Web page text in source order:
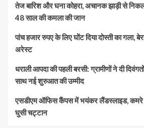
तेज बारिश और घना कोहरा, अचानक झाड़ी से
48 साल की कमला की जान
पांच हजार रुपए के लिए घोंट दिया दोस्ती का गला,
अरेस्ट
धराली आपदा की पहली बरसी: ग्रामीणों ने दी
साथ नई शुरुआत की उम्मीद
एसडीएम ऑफिस कैंपस में भयंकर लैंडस्लाइड, कमरे
घुसी चट्टान